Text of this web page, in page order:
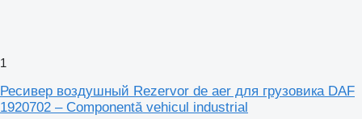
1
Ресивер воздушный Rezervor de aer для грузовика DAF
1920702 – Componentă vehicul industrial